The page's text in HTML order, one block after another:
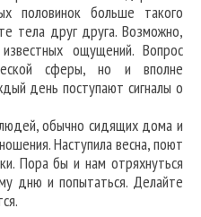
половинок больше такого
тела друг друга. Возможно,
ощущений. Вопрос
сферы, но и вполне
день поступают сигналы о
обычно сидящих дома и
Наступила весна, поют
Пора бы и нам отряхнуться
дню и попытаться. Делайте